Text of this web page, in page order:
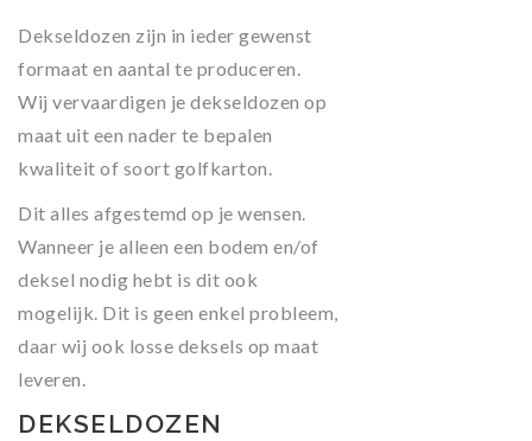
Dekseldozen zijn in ieder gewenst
formaat en aantal te produceren.
Wij vervaardigen je dekseldozen op
maat uit een nader te bepalen
kwaliteit of soort golfkarton.
Dit alles afgestemd op je wensen.
Wanneer je alleen een bodem en/of
deksel nodig hebt is dit ook
mogelijk. Dit is geen enkel probleem,
daar wij ook losse deksels op maat
leveren.
DEKSELDOZEN